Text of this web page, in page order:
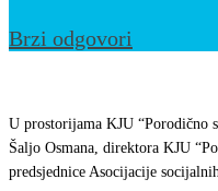
Brzi odgovori
sastanak
sa
predsjednicom
U prostorijama KJU “Porodično
Šaljo Osmana, direktora KJU
predsjednice Asocijacije